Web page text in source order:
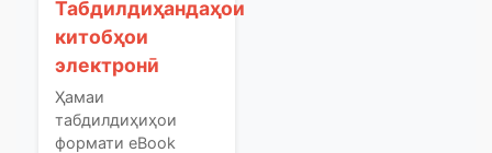
Табдилдиҳандаҳои
китобҳои
электронӣ
Ҳамаи
табдилдиҳиҳои
формати eBook